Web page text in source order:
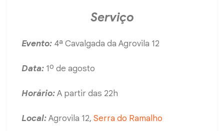
Serviço
Evento: 4ª Cavalgada da Agrovila 12
Data: 1º de agosto
Horário:A partir das 22h
Local:Agrovila 12, Serra do Ramalho